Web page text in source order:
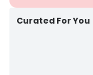
Curated For You